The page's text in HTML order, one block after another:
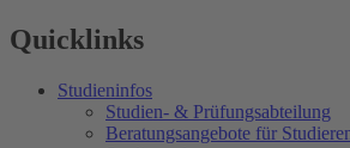
Quicklinks
Studieninfos
Studien- & Prüfungsabteilung
Beratungsangebote für